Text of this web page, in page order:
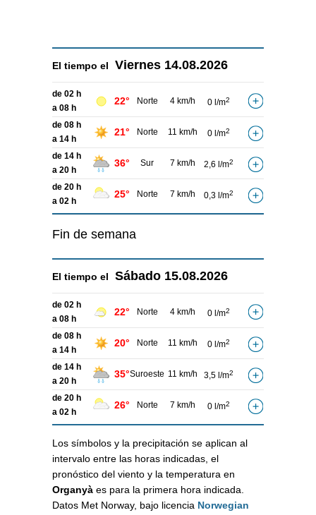
El tiempo el Viernes 14.08.2026
de 02 h
a 08 h
22° Norte 4 km/h 0 l/m2
de 08 h
a 14 h
21° Norte 11 km/h 0 l/m2
de 14 h
a 20 h
36° Sur 7 km/h 2,6 l/m2
de 20 h
a 02 h
25° Norte 7 km/h 0,3 l/m2
Fin de semana
El tiempo el Sábado 15.08.2026
de 02 h
a 08 h
22° Norte 4 km/h 0 l/m2
de 08 h
a 14 h
20° Norte 11 km/h 0 l/m2
de 14 h
a 20 h
35°Suroeste 11 km/h 3,5 l/m2
de 20 h
a 02 h
26° Norte 7 km/h 0 l/m2
Los símbolos y la precipitación se aplican al
intervalo entre las horas indicadas, el
pronóstico del viento y la temperatura en
Organyà es para la primera hora indicada.
Datos Met Norway, bajo licencia Norwegian